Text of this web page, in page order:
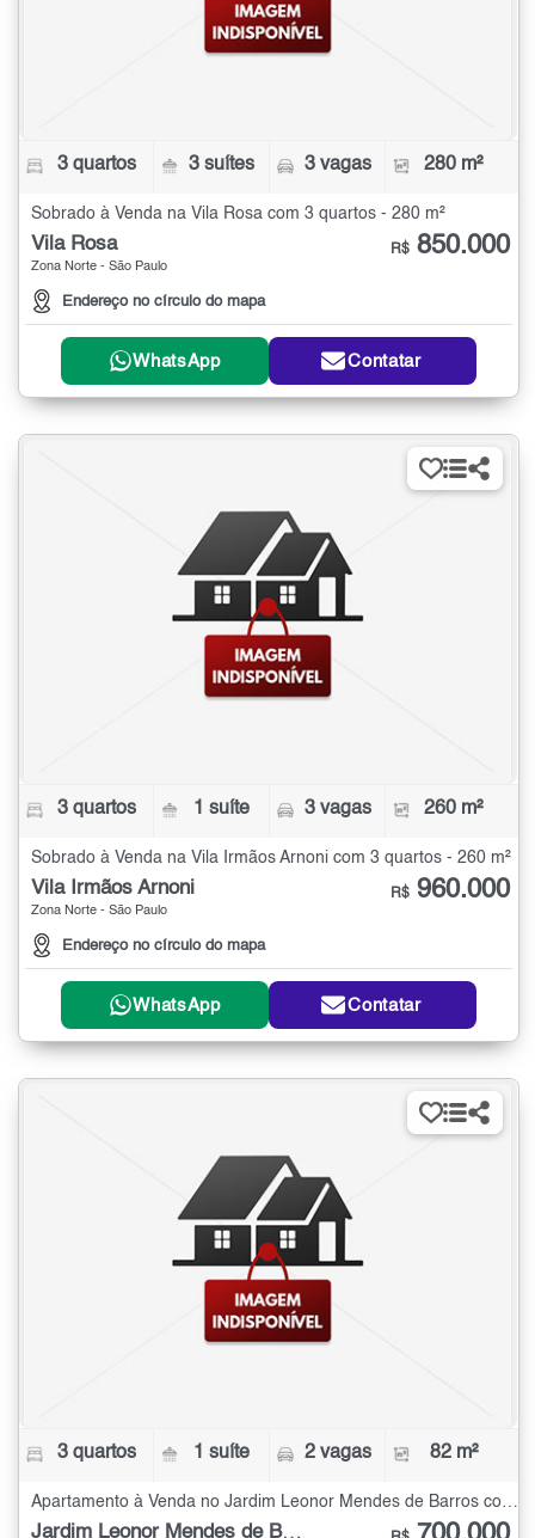
3 quartos 3 suítes 3 vagas 280 m²
Sobrado à Venda na Vila Rosa com 3 quartos - 280 m²
Vila Rosa
Zona Norte - São Paulo
Endereço no círculo do mapa
R$ 850.000
WhatsApp Contatar
3 quartos 1 suíte 3 vagas 260 m²
Sobrado à Venda na Vila Irmãos Arnoni com 3 quartos - 260 m²
Vila Irmãos Arnoni
Zona Norte - São Paulo
Endereço no círculo do mapa
R$ 960.000
WhatsApp Contatar
3 quartos 1 suíte 2 vagas 82 m²
Apartamento à Venda no Jardim Leonor Mendes de Barros com 3 quartos - 82 m²
Jardim Leonor Mendes de Barros